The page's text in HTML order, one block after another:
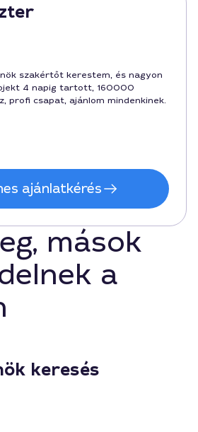
szakértőt kerestem, és nagyon
4 napig tartott, 160000
profi csapat, ajánlom mindenkinek.
ajánlatkérés
mások
a
keresés